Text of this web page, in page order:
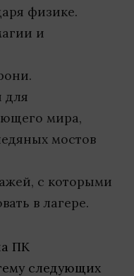
физике.
и
для
мира,
мостов
с которыми
в лагере.
ПК
следующих